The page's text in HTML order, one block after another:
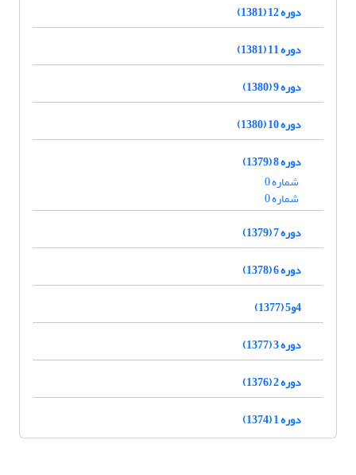
دوره 12 (1381)
دوره 11 (1381)
دوره 9 (1380)
دوره 10 (1380)
دوره 8 (1379)
شماره 0
شماره 0
دوره 7 (1379)
دوره 6 (1378)
4و5 (1377)
دوره 3 (1377)
دوره 2 (1376)
دوره 1 (1374)